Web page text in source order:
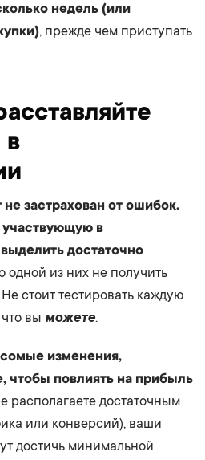
недель (или
, прежде чем приступать
в
застрахован от ошибок.
в
достаточно
одной из них не получить
стоит тестировать каждую
вы можете.
изменения,
чтобы повлиять на прибыль
располагаете достаточным
или конверсий), ваши
достичь минимальной